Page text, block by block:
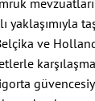
yaklaşımıyla
ve